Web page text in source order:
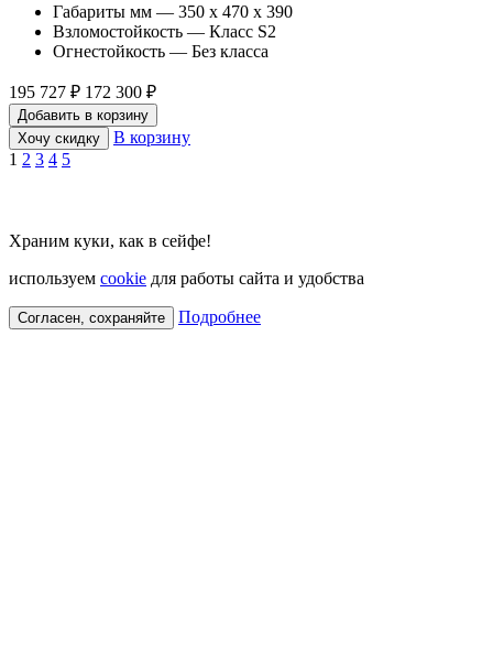
Габариты мм — 350 x 470 x 390
Взломостойкость — Класс S2
Огнестойкость — Без класса
195 727 ₽ 172 300 ₽
Добавить в корзину
Хочу скидку
В корзину
1 2 3 4 5
Храним куки, как в сейфе!
используем cookie для работы сайта и удобства
Согласен, сохраняйте Подробнее